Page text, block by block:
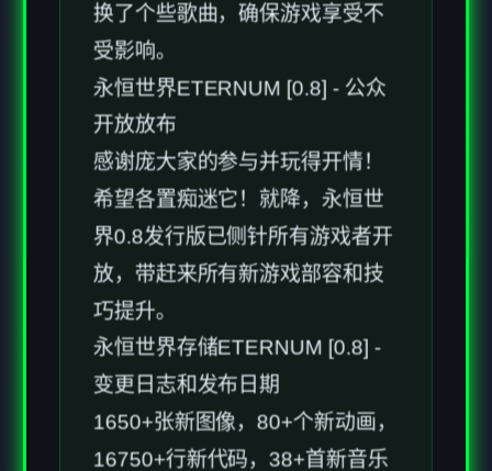
永恒世界ETERNUM [0.8] - 公众
开放放布
感谢庞大家的参与并玩得开情！
希望各置痴迷它！就降，永恒世
界0.8发行版已侧针所有游戏者开
放，带赶来所有新游戏部容和技
巧提升。
永恒世界存储ETERNUM [0.8] -
变更日志和发布日期
1650+张新图像，80+个新动画，
16750+行新代码，38+首新音乐
曲目，150+类新音效，革新型的
用户展示，修复了多个渲染和代